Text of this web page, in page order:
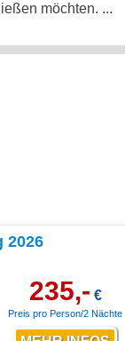
möchten. ...
2026
235,- €
Preis pro Person/2 Nächte